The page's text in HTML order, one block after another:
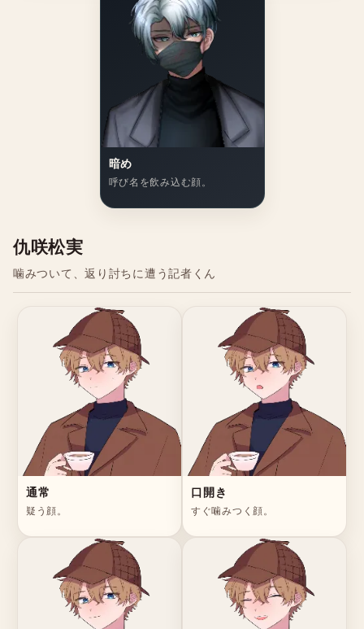
暗め
呼び名を飲み込む顔。
仇咲松実
噛みついて、返り討ちに遭う記者くん
通常
疑う顔。
口開き
すぐ噛みつく顔。